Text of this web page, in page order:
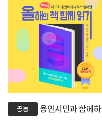
공통 용인시민과 함께하는 <2024 올해의 책> 선정도서 알림